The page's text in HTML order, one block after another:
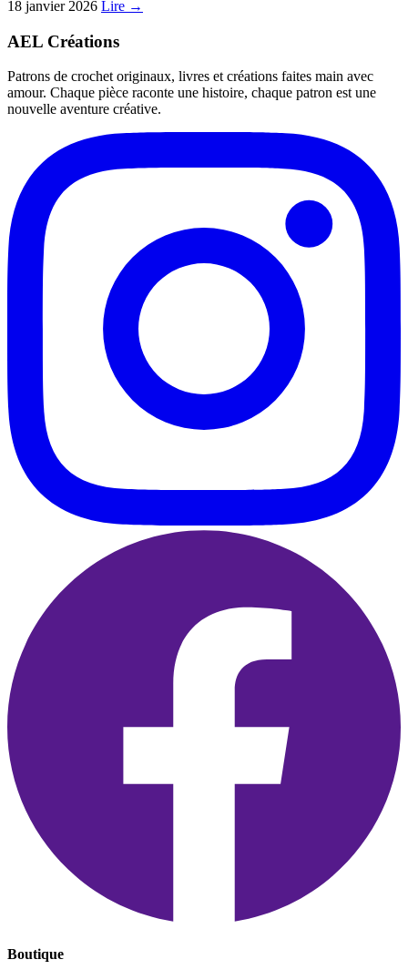
18 janvier 2026 Lire →
AEL Créations
Patrons de crochet originaux, livres et créations faites main avec
amour. Chaque pièce raconte une histoire, chaque patron est une
nouvelle aventure créative.
Boutique